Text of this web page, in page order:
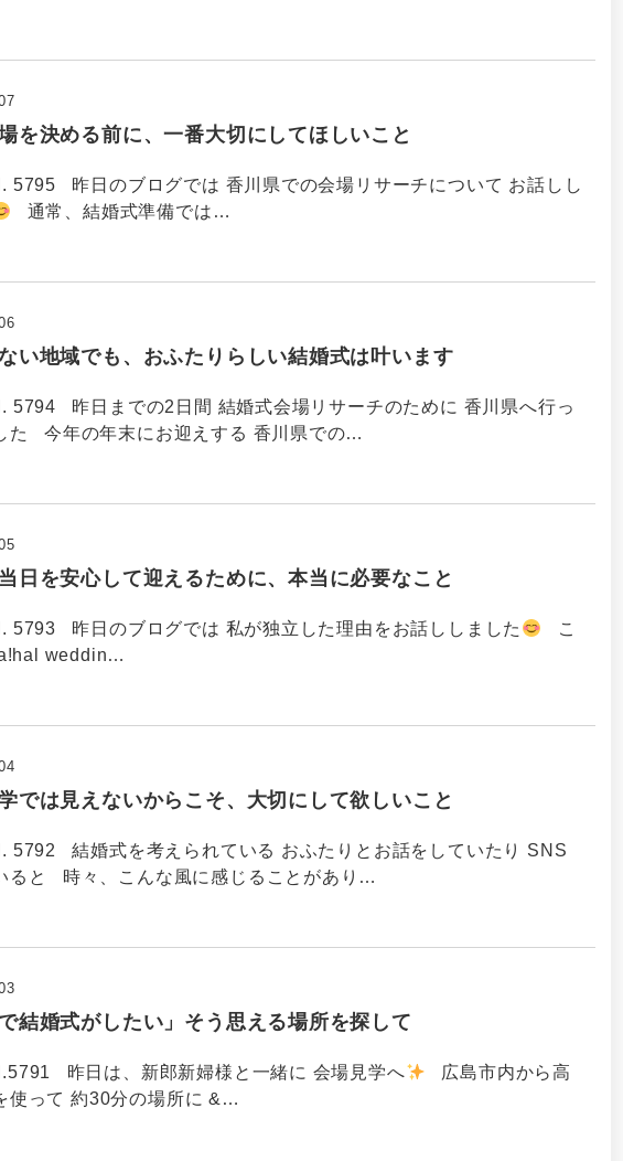
を決める前に、一番大切にしてほしいこと
5795 昨日のブログでは 香川県での会場リサーチについて お話しし
通常、結婚式準備では…
い地域でも、おふたりらしい結婚式は叶います
5794 昨日までの2日間 結婚式会場リサーチのために 香川県へ行っ
た 今年の年末にお迎えする 香川県での…
日を安心して迎えるために、本当に必要なこと
5793 昨日のブログでは 私が独立した理由をお話ししました
こ
weddin…
では見えないからこそ、大切にして欲しいこと
5792 結婚式を考えられている おふたりとお話をしていたり SNS
ると 時々、こんな風に感じることがあり…
で結婚式がしたい」そう思える場所を探して
昨日は、新郎新婦様と一緒に 会場見学へ
広島市内から高
使って 約30分の場所に &…